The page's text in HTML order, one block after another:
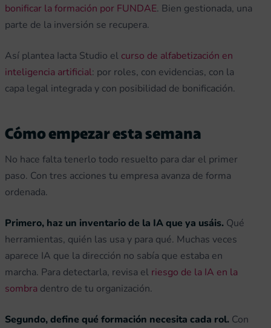
bonificar la formación por FUNDAE. Bien gestionada, una
parte de la inversión se recupera.
Así plantea Iacta Studio el curso de alfabetización en
inteligencia artificial: por roles, con evidencias, con la
capa legal integrada y con posibilidad de bonificación.
Cómo empezar esta semana
No hace falta tenerlo todo resuelto para dar el primer
paso. Con tres acciones tu empresa avanza de forma
ordenada.
Primero, haz un inventario de la IA que ya usáis. Qué
herramientas, quién las usa y para qué. Muchas veces
aparece IA que la dirección no sabía que estaba en
marcha. Para detectarla, revisa el riesgo de la IA en la
sombra dentro de tu organización.
Segundo, define qué formación necesita cada rol. Con